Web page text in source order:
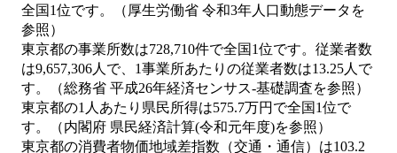
全国1位です。（厚生労働省 令和3年人口動態データを
参照）
東京都の事業所数は728,710件で全国1位です。従業者数
は9,657,306人で、1事業所あたりの従業者数は13.25人で
す。（総務省 平成26年経済センサス‐基礎調査を参照）
東京都の1人あたり県民所得は575.7万円で全国1位で
す。（内閣府 県民経済計算(令和元年度)を参照）
東京都の消費者物価地域差指数（交通・通信）は103.2